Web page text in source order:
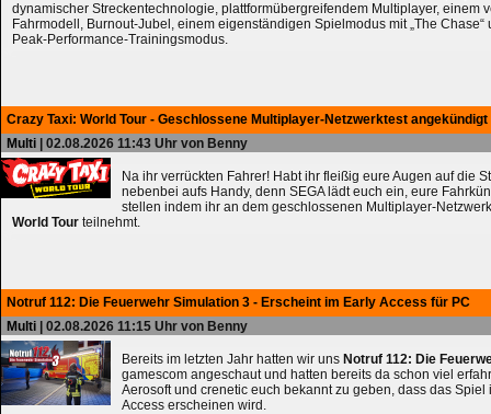
dynamischer Streckentechnologie, plattformübergreifendem Multiplayer, einem
Fahrmodell, Burnout-Jubel, einem eigenständigen Spielmodus mit „The
Peak-Performance-Trainingsmodus.
Crazy Taxi: World Tour - Geschlossene Multiplayer-Netzwerktest angekündigt
Multi | 02.08.2026 11:43 Uhr von Benny
Na ihr verrückten Fahrer! Habt ihr fleißig eure Augen auf die
nebenbei aufs Handy, denn SEGA lädt euch ein, eure
stellen indem ihr an dem geschlossenen Multiplayer-
World Tour teilnehmt.
Notruf 112: Die Feuerwehr Simulation 3 - Erscheint im Early Access für PC
Multi | 02.08.2026 11:15 Uhr von Benny
Bereits im letzten Jahr hatten wir uns Notruf 112: Die
gamescom angeschaut und hatten bereits da schon viel
Aerosoft und crenetic euch bekannt zu geben, dass das Spiel
Access erscheinen wird.